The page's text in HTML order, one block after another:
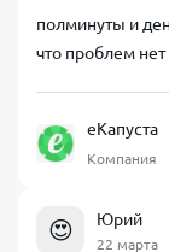
полминуты и
что проблем нет
еКапуста
Компания
😍 Юрий
22 марта